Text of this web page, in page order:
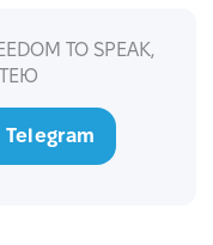
TO SPEAK,
Telegram